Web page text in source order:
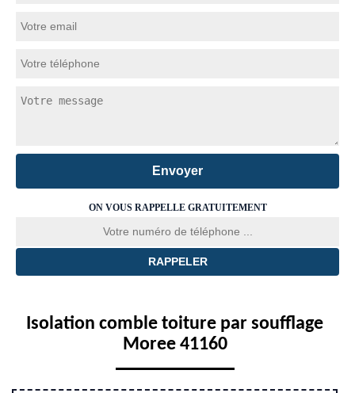
ON VOUS RAPPELLE GRATUITEMENT
Isolation comble toiture par soufflage
Moree 41160